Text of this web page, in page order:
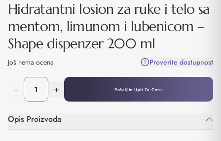
Hidratantni losion za ruke i telo sa
mentom, limunom i lubenicom –
Shape dispenzer 200 ml
Još nema ocena Proverite dostupnost
− + Pošaljite Upit Za Cenu
Opis Proizvoda